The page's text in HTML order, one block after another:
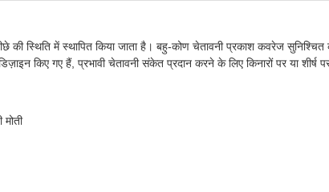
स्थिति में स्थापित किया जाता है। बहु-कोण चेतावनी प्रकाश कवरेज सुनिश्चित
किए गए हैं, प्रभावी चेतावनी संकेत प्रदान करने के लिए किनारों पर या शीर्ष